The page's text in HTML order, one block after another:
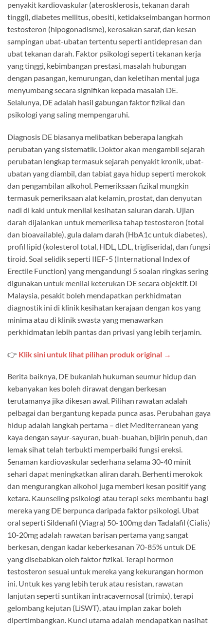
penyakit kardiovaskular (aterosklerosis, tekanan darah
tinggi), diabetes mellitus, obesiti, ketidakseimbangan hormon
testosteron (hipogonadisme), kerosakan saraf, dan kesan
sampingan ubat-ubatan tertentu seperti antidepresan dan
ubat tekanan darah. Faktor psikologi seperti tekanan kerja
yang tinggi, kebimbangan prestasi, masalah hubungan
dengan pasangan, kemurungan, dan keletihan mental juga
menyumbang secara signifikan kepada masalah DE.
Selalunya, DE adalah hasil gabungan faktor fizikal dan
psikologi yang saling mempengaruhi.
Diagnosis DE biasanya melibatkan beberapa langkah
perubatan yang sistematik. Doktor akan mengambil sejarah
perubatan lengkap termasuk sejarah penyakit kronik, ubat-
ubatan yang diambil, dan tabiat gaya hidup seperti merokok
dan pengambilan alkohol. Pemeriksaan fizikal mungkin
termasuk pemeriksaan alat kelamin, prostat, dan denyutan
nadi di kaki untuk menilai kesihatan saluran darah. Ujian
darah dijalankan untuk memeriksa tahap testosteron (total
dan bioavailable), gula dalam darah (HbA1c untuk diabetes),
profil lipid (kolesterol total, HDL, LDL, trigliserida), dan fungsi
tiroid. Soal selidik seperti IIEF-5 (International Index of
Erectile Function) yang mengandungi 5 soalan ringkas sering
digunakan untuk menilai keterukan DE secara objektif. Di
Malaysia, pesakit boleh mendapatkan perkhidmatan
diagnostik ini di klinik kesihatan kerajaan dengan kos yang
minima atau di klinik swasta yang menawarkan
perkhidmatan lebih pantas dan privasi yang lebih terjamin.
👉 Klik sini untuk lihat pilihan produk original →
Berita baiknya, DE bukanlah hukuman seumur hidup dan
kebanyakan kes boleh dirawat dengan berkesan
terutamanya jika dikesan awal. Pilihan rawatan adalah
pelbagai dan bergantung kepada punca asas. Perubahan gaya
hidup adalah langkah pertama – diet Mediterranean yang
kaya dengan sayur-sayuran, buah-buahan, bijirin penuh, dan
lemak sihat telah terbukti memperbaiki fungsi ereksi.
Senaman kardiovaskular sederhana selama 30-40 minit
sehari dapat meningkatkan aliran darah. Berhenti merokok
dan mengurangkan alkohol juga memberi kesan positif yang
ketara. Kaunseling psikologi atau terapi seks membantu bagi
mereka yang DE berpunca daripada faktor psikologi. Ubat
oral seperti Sildenafil (Viagra) 50-100mg dan Tadalafil (Cialis)
10-20mg adalah rawatan barisan pertama yang sangat
berkesan, dengan kadar keberkesanan 70-85% untuk DE
yang disebabkan oleh faktor fizikal. Terapi hormon
testosteron sesuai untuk mereka yang kekurangan hormon
ini. Untuk kes yang lebih teruk atau resistan, rawatan
lanjutan seperti suntikan intracavernosal (trimix), terapi
gelombang kejutan (LiSWT), atau implan zakar boleh
dipertimbangkan. Kunci utama adalah mendapatkan nasihat